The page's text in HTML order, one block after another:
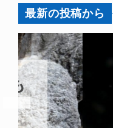
最新の投稿から
ト